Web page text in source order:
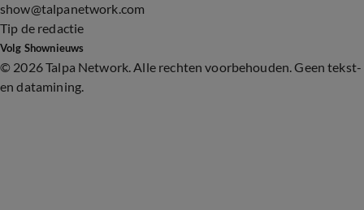
show@talpanetwork.com
Tip de redactie
Volg Shownieuws
© 2026 Talpa Network. Alle rechten voorbehouden. Geen tekst-
en datamining.